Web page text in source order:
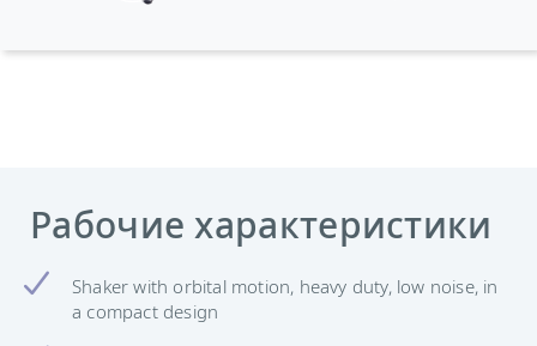
Рабочие характеристики
Shaker with orbital motion, heavy duty, low noise, in
a compact design